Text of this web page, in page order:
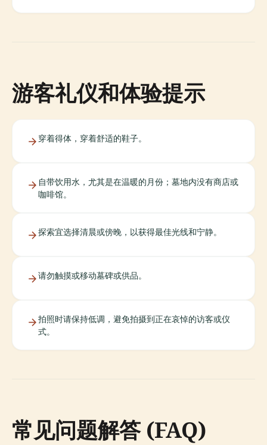
游客礼仪和体验提示
穿着得体，穿着舒适的鞋子。
自带饮用水，尤其是在温暖的月份；墓地内没有商店或
咖啡馆。
探索宜选择清晨或傍晚，以获得最佳光线和宁静。
请勿触摸或移动墓碑或供品。
拍照时请保持低调，避免拍摄到正在哀悼的访客或仪
式。
常见问题解答 (FAQ)